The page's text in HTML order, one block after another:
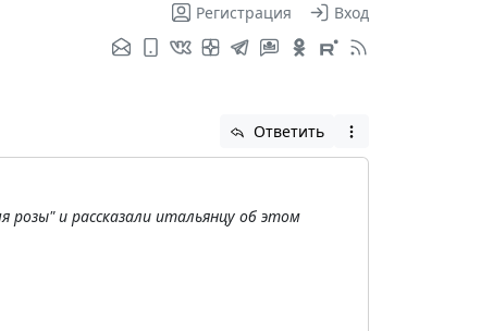
Регистрация Вход
Ответить
и рассказали итальянцу об этом